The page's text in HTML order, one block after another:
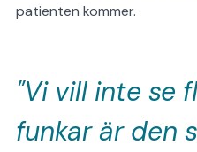
patienten kommer.
"Vi vill inte se
funkar är den